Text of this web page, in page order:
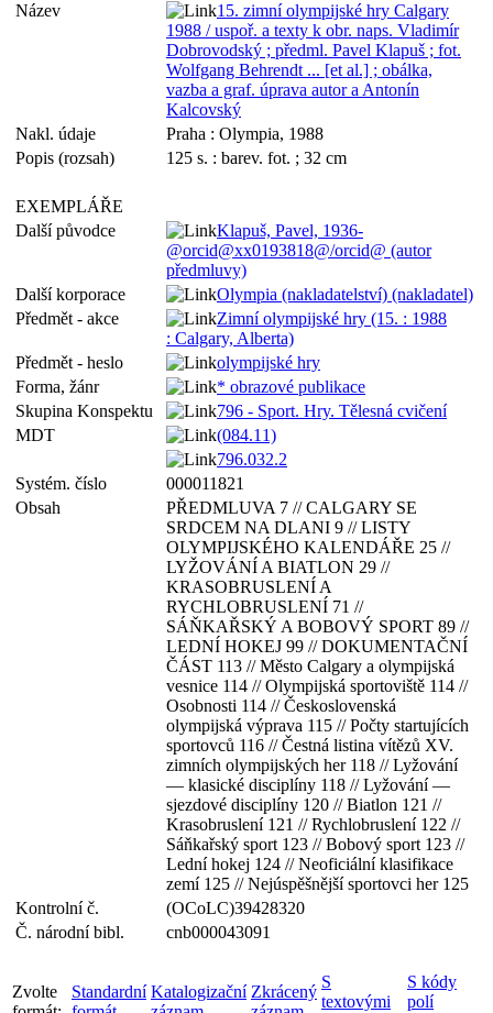
Název
15. zimní olympijské hry Calgary
1988 / uspoř. a texty k obr. naps. Vladimír
Dobrovodský ; předml. Pavel Klapuš ; fot.
Wolfgang Behrendt ... [et al.] ; obálka,
vazba a graf. úprava autor a Antonín
Kalcovský
Nakl. údaje
Praha : Olympia, 1988
Popis (rozsah)
125 s. : barev. fot. ; 32 cm
EXEMPLÁŘE
Další původce
Klapuš, Pavel, 1936-
@orcid@xx0193818@/orcid@ (autor
předmluvy)
Další korporace
Olympia (nakladatelství) (nakladatel)
Předmět - akce
Zimní olympijské hry (15. : 1988
: Calgary, Alberta)
Předmět - heslo
olympijské hry
Forma, žánr
* obrazové publikace
Skupina Konspektu
796 - Sport. Hry. Tělesná cvičení
MDT
(084.11)
796.032.2
Systém. číslo
000011821
Obsah
PŘEDMLUVA 7 // CALGARY SE
SRDCEM NA DLANI 9 // LISTY
OLYMPIJSKÉHO KALENDÁŘE 25 //
LYŽOVÁNÍ A BIATLON 29 //
KRASOBRUSLENÍ A
RYCHLOBRUSLENÍ 71 //
SÁŇKAŘSKÝ A BOBOVÝ SPORT 89 //
LEDNÍ HOKEJ 99 // DOKUMENTAČNÍ
ČÁST 113 // Město Calgary a olympijská
vesnice 114 // Olympijská sportoviště 114 //
Osobnosti 114 // Československá
olympijská výprava 115 // Počty startujících
sportovců 116 // Čestná listina vítězů XV.
zimních olympijských her 118 // Lyžování
— klasické disciplíny 118 // Lyžování —
sjezdové disciplíny 120 // Biatlon 121 //
Krasobruslení 121 // Rychlobruslení 122 //
Sáňkařský sport 123 // Bobový sport 123 //
Lední hokej 124 // Neoficiální klasifikace
zemí 125 // Nejúspěšnější sportovci her 125
Kontrolní č.
(OCoLC)39428320
Č. národní bibl.
cnb000043091
Zvolte
Standardní Katalogizační Zkrácený
S
textovými
S kódy
polí